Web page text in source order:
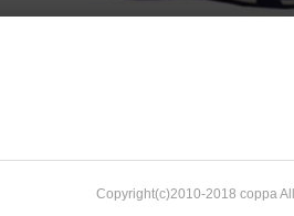
Copyright(c)2010-2018 coppa